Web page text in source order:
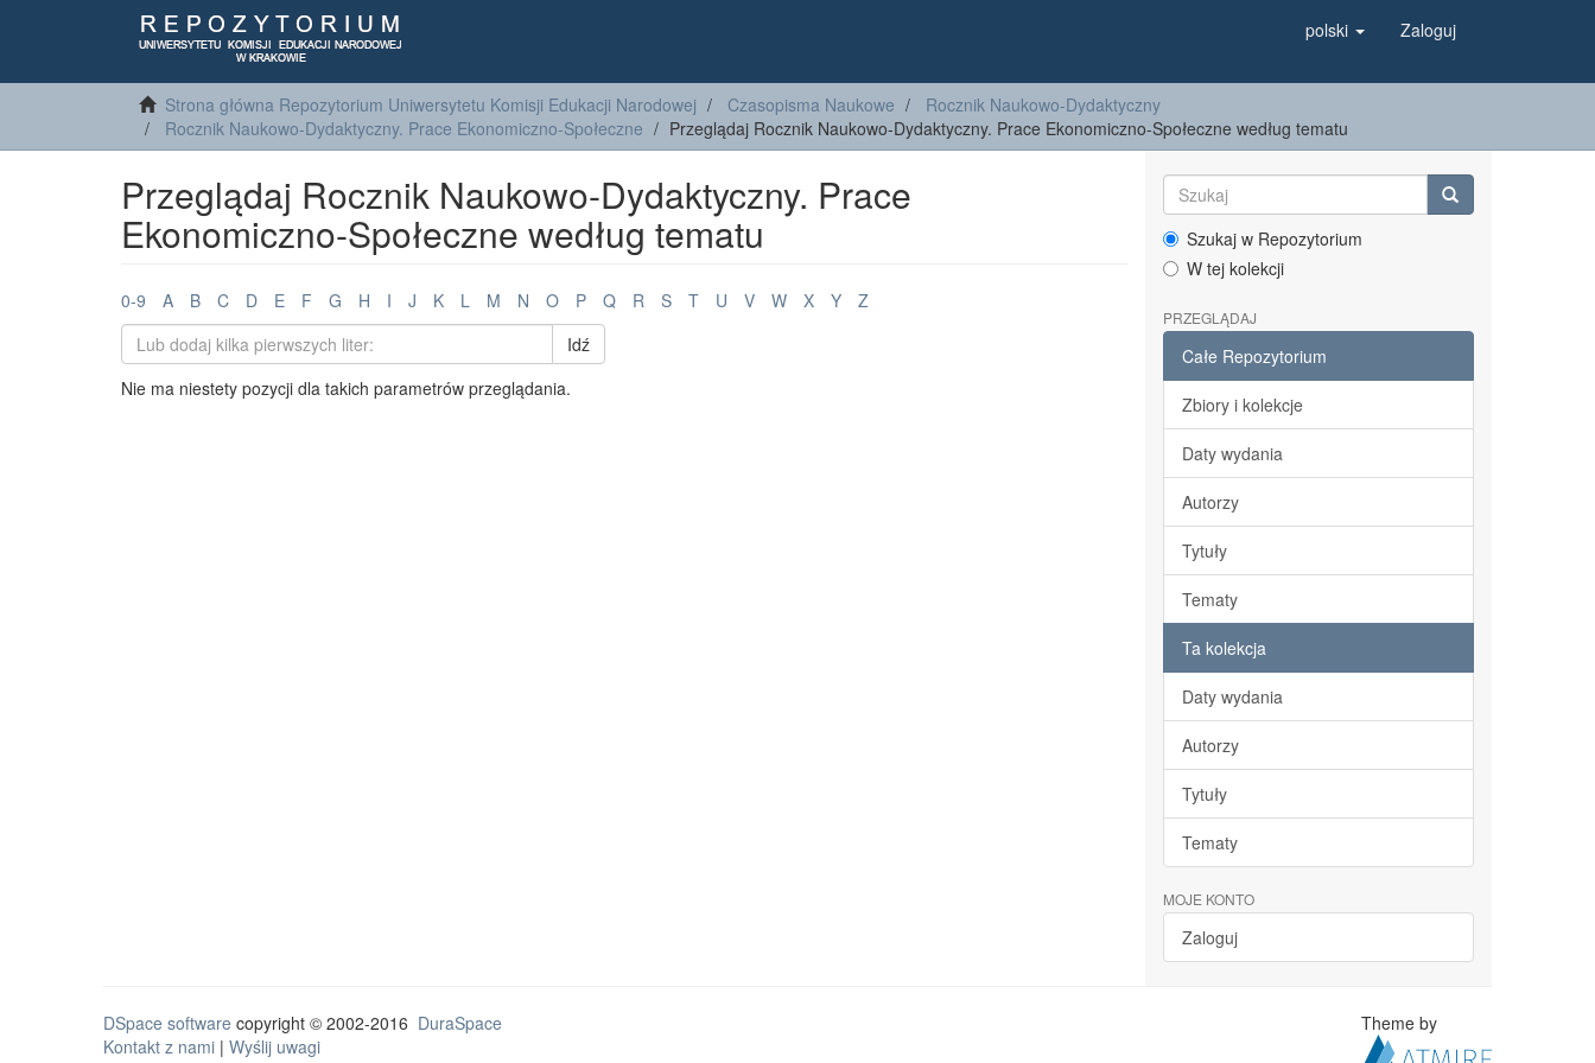
polski Zaloguj
Strona główna Repozytorium Uniwersytetu Komisji Edukacji Narodowej Czasopisma Naukowe
Rocznik Naukowo-Dydaktyczny
Rocznik Naukowo-Dydaktyczny. Prace Ekonomiczno-Społeczne
Przeglądaj Rocznik Naukowo-Dydaktyczny. Prace Ekonomiczno-Społeczne według tematu
Przeglądaj Rocznik Naukowo-Dydaktyczny. Prace
Ekonomiczno-Społeczne według tematu
0-9 A B C D E F G H I J K L M N O P Q R S T U V W X Y
Z
Idź
Nie ma niestety pozycji dla takich parametrów przeglądania.
Szukaj w Repozytorium
W tej kolekcji
PRZEGLĄDAJ
Całe Repozytorium
Zbiory i kolekcje
Daty wydania
Autorzy
Tytuły
Tematy
Ta kolekcja
Daty wydania
Autorzy
Tytuły
Tematy
MOJE KONTO
Zaloguj
DSpace software copyright © 2002-2016 DuraSpace
Kontakt z nami | Wyślij uwagi
Theme by